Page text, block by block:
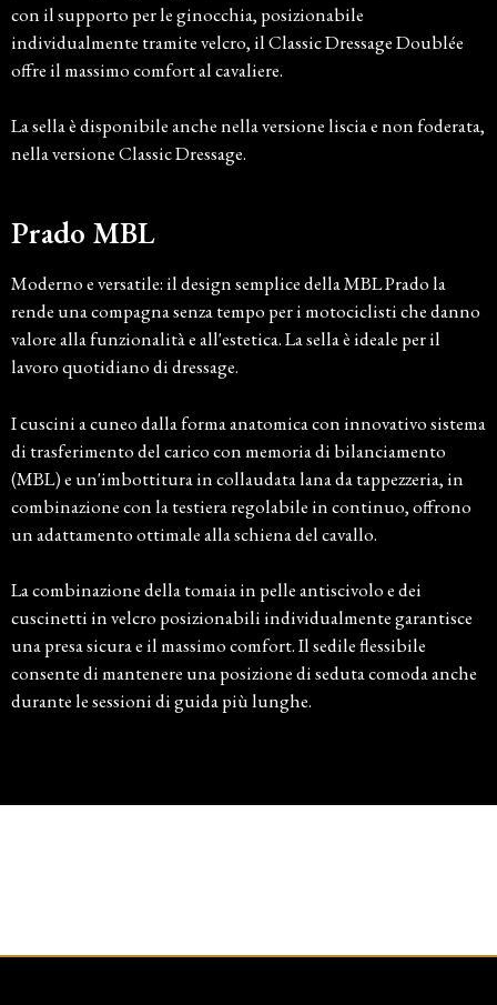
con il supporto per le ginocchia, posizionabile
individualmente tramite velcro, il Classic Dressage Doublée
offre il massimo comfort al cavaliere.
La sella è disponibile anche nella versione liscia e non foderata,
nella versione Classic Dressage.
Prado MBL
Moderno e versatile: il design semplice della MBL Prado la
rende una compagna senza tempo per i motociclisti che danno
valore alla funzionalità e all'estetica. La sella è ideale per il
lavoro quotidiano di dressage.
I cuscini a cuneo dalla forma anatomica con innovativo sistema
di trasferimento del carico con memoria di bilanciamento
(MBL) e un'imbottitura in collaudata lana da tappezzeria, in
combinazione con la testiera regolabile in continuo, offrono
un adattamento ottimale alla schiena del cavallo.
La combinazione della tomaia in pelle antiscivolo e dei
cuscinetti in velcro posizionabili individualmente garantisce
una presa sicura e il massimo comfort. Il sedile flessibile
consente di mantenere una posizione di seduta comoda anche
durante le sessioni di guida più lunghe.